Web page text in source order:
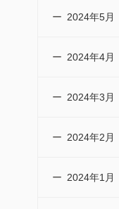
2024年5月
2024年4月
2024年3月
2024年2月
2024年1月